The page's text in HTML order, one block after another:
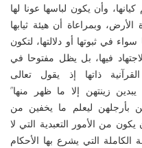
وأن يكون لباسها عونا لها
وبمراعاة أن هيئة ثيابها
في ثبوتها أو دلالتها، لتكون
فيها، بل يظل مفتوحا في
ذاتها إذ يقول تعالى
زينتهن إلا ما ظهر منها”
بأرجلهن ليعلم ما يخفين من
من الأمور التعبدية التي لا
الكاملة التي يشرع بها الأحكام